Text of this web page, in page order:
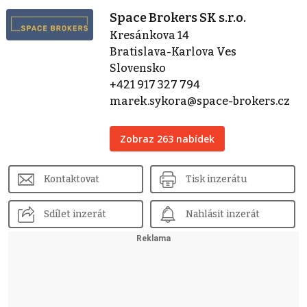
Space Brokers SK s.r.o.
Kresánkova 14
Bratislava-Karlova Ves
Slovensko
+421 917 327 794
marek.sykora@space-brokers.cz
Zobraz 263 nabídek
Kontaktovat Tisk inzerátu
Sdílet inzerát Nahlásit inzerát